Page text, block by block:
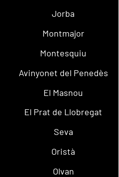
Jorba
Montmajor
Montesquiu
Avinyonet del Penedès
El Masnou
El Prat de Llobregat
Seva
Oristà
Olvan